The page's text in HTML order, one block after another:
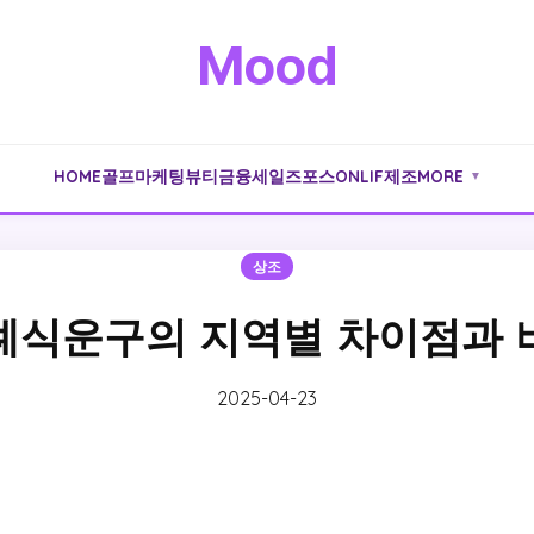
Mood
HOME골프마케팅뷰티금융세일즈포스ONLIF제조MORE ▼
상조
식운구의 지역별 차이점과
2025-04-23